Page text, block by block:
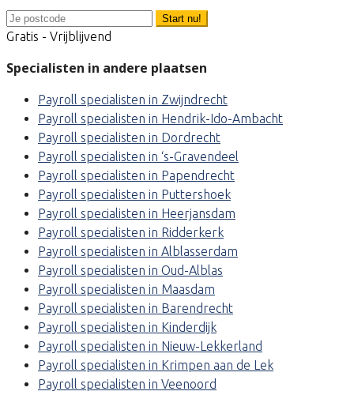
Start nu!
Gratis - Vrijblijvend
Specialisten in andere plaatsen
Payroll specialisten in Zwijndrecht
Payroll specialisten in Hendrik-Ido-Ambacht
Payroll specialisten in Dordrecht
Payroll specialisten in ‘s-Gravendeel
Payroll specialisten in Papendrecht
Payroll specialisten in Puttershoek
Payroll specialisten in Heerjansdam
Payroll specialisten in Ridderkerk
Payroll specialisten in Alblasserdam
Payroll specialisten in Oud-Alblas
Payroll specialisten in Maasdam
Payroll specialisten in Barendrecht
Payroll specialisten in Kinderdijk
Payroll specialisten in Nieuw-Lekkerland
Payroll specialisten in Krimpen aan de Lek
Payroll specialisten in Veenoord